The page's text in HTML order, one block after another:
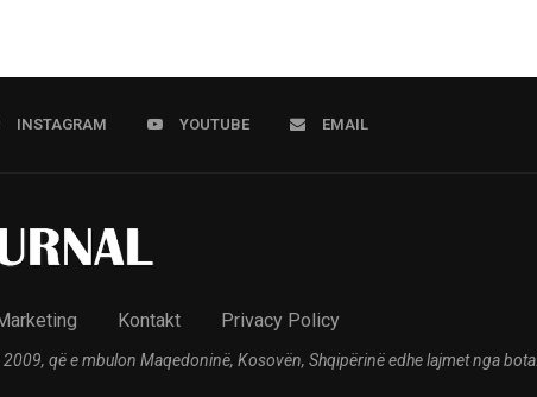
INSTAGRAM YOUTUBE EMAIL
Kontakt Privacy Policy
që e mbulon Maqedoninë, Kosovën, Shqipërinë edhe lajmet nga bota.